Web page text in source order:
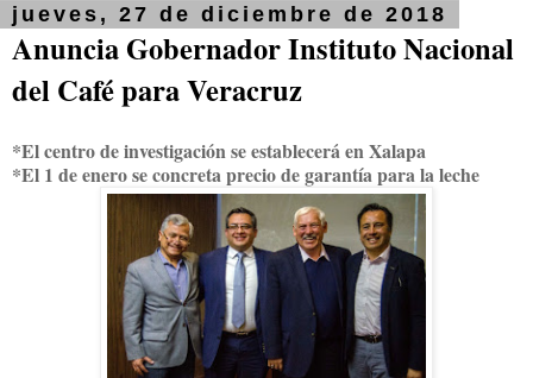
jueves, 27 de diciembre de 2018
Anuncia Gobernador Instituto Nacional
del Café para Veracruz
*El centro de investigación se establecerá en Xalapa
*El 1 de enero se concreta precio de garantía para la leche